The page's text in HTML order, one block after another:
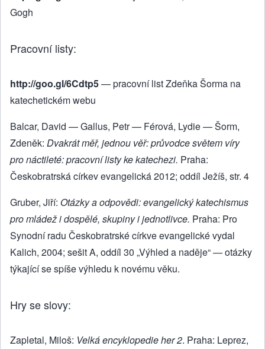
Gogh
Pracovní listy:
http://goo.gl/6Cdtp5— pracovní list Zdeňka Šorma na
katechetickém webu
Balcar, David — Gallus, Petr — Férová, Lydie — Šorm,
Zdeněk: Dvakrát měř, jednou věř: průvodce světem víry
pro náctileté: pracovní listy ke katechezi. Praha:
Českobratrská církev evangelická 2012; oddíl Ježíš, str. 4
Gruber, Jiří: Otázky a odpovědi: evangelický katechismus
pro mládež i dospělé, skupiny i jednotlivce. Praha: Pro
Synodní radu Českobratrské církve evangelické vydal
Kalich, 2004; sešit A, oddíl 30 „Výhled a naděje“ — otázky
týkající se spíše výhledu k novému věku.
Hry se slovy:
Zapletal, Miloš: Velká encyklopedie her 2. Praha: Leprez,